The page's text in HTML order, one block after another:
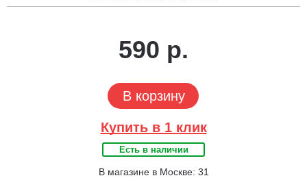
590 р.
В корзину
Купить в 1 клик
Есть в наличии
В магазине в Москве: 31